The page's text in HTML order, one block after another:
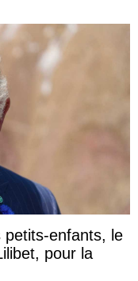
enfants, le
pour la